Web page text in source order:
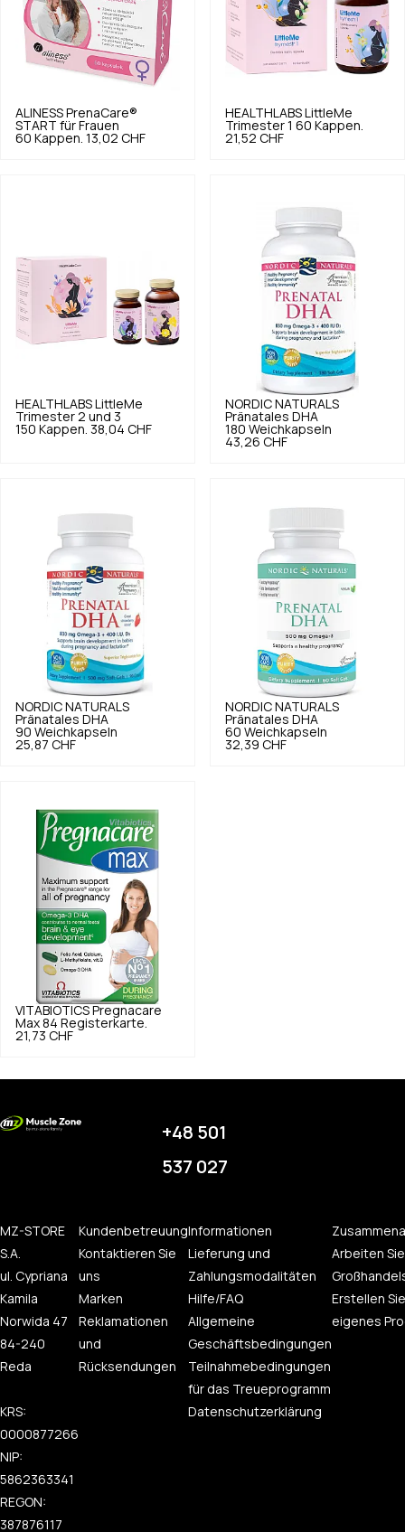
ALINESS PrenaCare®
START für Frauen
60 Kappen. 13,02 CHF
HEALTHLABS LittleMe
Trimester 1 60 Kappen.
21,52 CHF
HEALTHLABS LittleMe
Trimester 2 und 3
150 Kappen. 38,04 CHF
NORDIC NATURALS
Pränatales DHA
180 Weichkapseln
43,26 CHF
NORDIC NATURALS
Pränatales DHA
90 Weichkapseln
25,87 CHF
NORDIC NATURALS
Pränatales DHA
60 Weichkapseln
32,39 CHF
VITABIOTICS Pregnacare
Max 84 Registerkarte.
21,73 CHF
+48 501
537 027
MZ-STORE
S.A.
ul. Cypriana
Kamila
Norwida 47
84-240
Reda
KRS:
0000877266
NIP:
5862363341
REGON:
387876117
Kundenbetreuung
Kontaktieren Sie
uns
Marken
Reklamationen
und
Rücksendungen
Informationen
Lieferung und
Zahlungsmodalitäten
Hilfe/FAQ
Allgemeine
Geschäftsbedingungen
Teilnahmebedingungen
für das Treueprogramm
Datenschutzerklärung
Arbeiten
Erstellen
eigenes